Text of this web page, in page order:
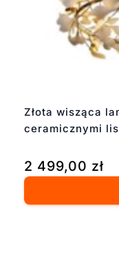
Złota wisząca
ceramicznymi
2 499,00 zł